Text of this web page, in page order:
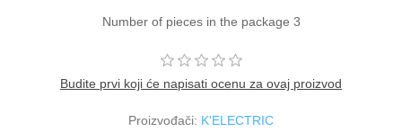
Number of pieces in the package 3
Budite prvi koji će napisati ocenu za ovaj proizvod
Proizvođači: K'ELECTRIC